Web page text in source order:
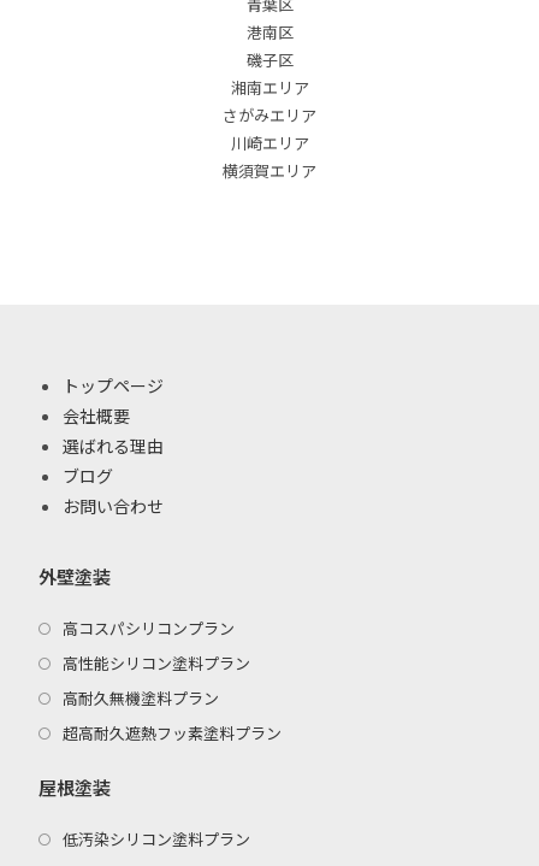
港南区
磯子区
湘南エリア
さがみエリア
川崎エリア
横須賀エリア
トップページ
会社概要
選ばれる理由
ブログ
お問い合わせ
外壁塗装
高コスパシリコンプラン
高性能シリコン塗料プラン
高耐久無機塗料プラン
超高耐久遮熱フッ素塗料プラン
屋根塗装
低汚染シリコン塗料プラン